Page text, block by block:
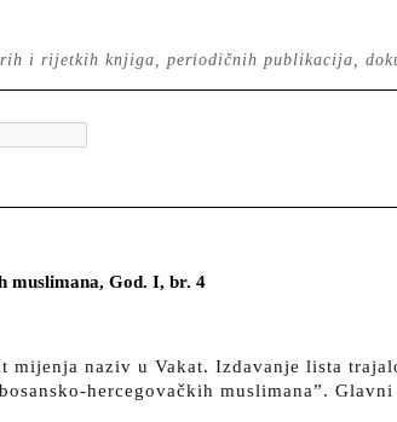
i rijetkih knjiga, periodičnih publikacija,
muslimana, God. I, br. 4
mijenja naziv u Vakat. Izdavanje lista
hercegovačkih muslimana”.